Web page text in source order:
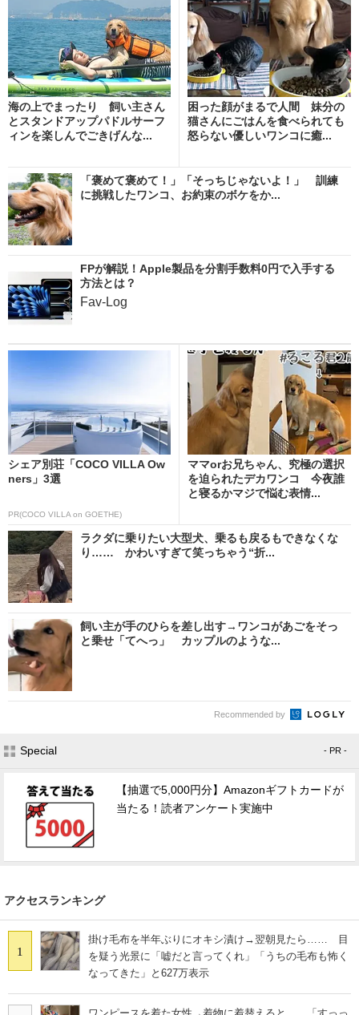
海の上でまったり 飼い主さん
とスタンドアップパドルサーフ
ィンを楽しんでごきげんな...
困った顔がまるで人間 妹分の
猫さんにごはんを食べられても
怒らない優しいワンコに癒...
「褒めて褒めて！」「そっちじゃないよ！」 訓練
に挑戦したワンコ、お約束のボケをか...
FPが解説！Apple製品を分割手数料0円で入手する
方法とは？
Fav-Log
シェア別荘「COCO VILLA Ow
ners」3選
PR(COCO VILLA on GOETHE)
ママorお兄ちゃん、究極の選択
を迫られたデカワンコ 今夜誰
と寝るかマジで悩む表情...
ラクダに乗りたい大型犬、乗るも戻るもできなくな
り…… かわいすぎて笑っちゃう“折...
飼い主が手のひらを差し出す→ワンコがあごをそっ
と乗せ「てへっ」 カップルのような...
Recommended by
Special - PR -
【抽選で5,000円分】Amazonギフトカードが
当たる！読者アンケート実施中
アクセスランキング
1
掛け毛布を半年ぶりにオキシ漬け→翌朝見たら…… 目
を疑う光景に「嘘だと言ってくれ」「うちの毛布も怖く
なってきた」と627万表示